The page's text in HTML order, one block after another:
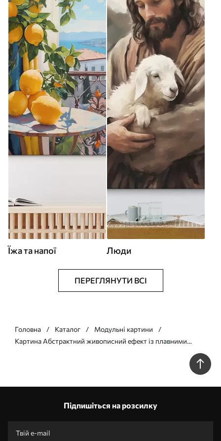
Їжа та напої Люди
ПЕРЕГЛЯНУТИ ВСІ
Головна Каталог
Модульні картини
Картина Абстрактний живописний ефект із плавними
Підпишіться на розсилку